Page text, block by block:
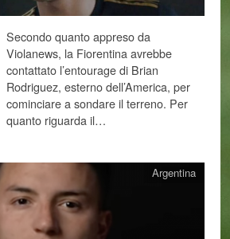
Secondo quanto appreso da
Violanews, la Fiorentina avrebbe
contattato l’entourage di Brian
Rodriguez, esterno dell’America, per
cominciare a sondare il terreno. Per
quanto riguarda il…
Argentina